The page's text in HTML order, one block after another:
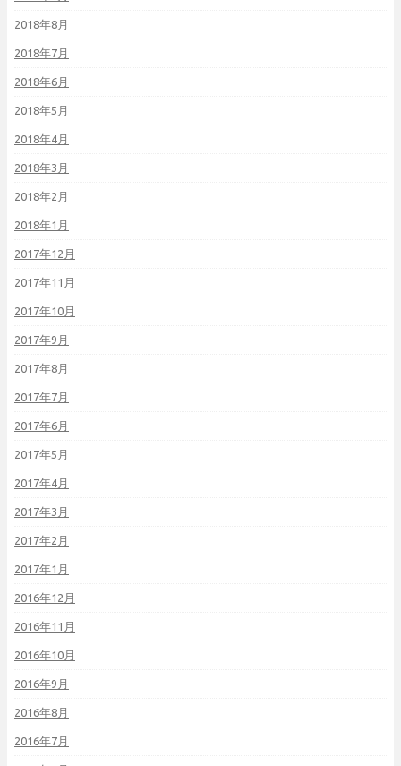
2018年8月
2018年7月
2018年6月
2018年5月
2018年4月
2018年3月
2018年2月
2018年1月
2017年12月
2017年11月
2017年10月
2017年9月
2017年8月
2017年7月
2017年6月
2017年5月
2017年4月
2017年3月
2017年2月
2017年1月
2016年12月
2016年11月
2016年10月
2016年9月
2016年8月
2016年7月